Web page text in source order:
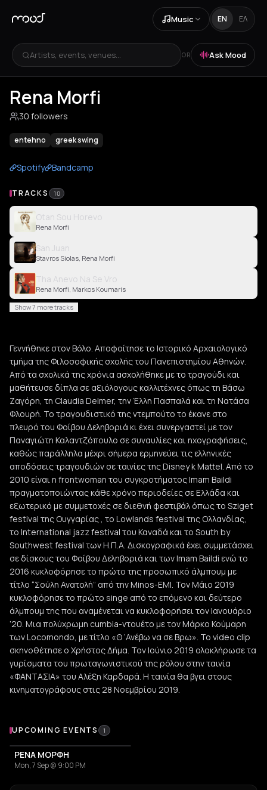
Music EN ΕΛ
Artists, events, venues... OR Ask Mood
Rena Morfi
30 followers
entehno greek swing
Spotify Bandcamp
TRACKS 10
Otan Sou Horevo
Rena Morfi
San Juan
Stavros Siolas, Rena Morfi
Tha Anevo Na Se Vro
Rena Morfi, Markos Koumaris
Show 7 more tracks
Γεννήθηκε στον Βόλο. Αποφοίτησε το Ιστορικό Αρχαιολογικό
τμήμα της Φιλοσοφικής σχολής του Πανεπιστημίου Αθηνών.
Από τα σχολικά της χρόνια ασχολήθηκε με το τραγούδι και
μαθήτευσε δίπλα σε αξιόλογους καλλιτέχνες όπως τη Bάσω
Ζαγόρη, τη Claudia Delmer, την Έλλη Πασπαλά και τη Νατάσα
Φλουρή. Το τραγουδιστικό της ντεμπούτο το έκανε στο
πλευρό του Φοίβου Δεληβοριά κι έχει συνεργαστεί με τον
Παναγιώτη Καλαντζόπουλο σε συναυλίες και ηχογραφήσεις,
καθώς παράλληλα μέχρι σήμερα ερμηνεύει τις ελληνικές
αποδόσεις τραγουδιών σε ταινίες της Disney k Mattel. Από το
2010 είναι η frontwoman του συγκροτήματος Imam Baildi
πραγματοποιώντας κάθε χρόνο περιοδείες σε Ελλάδα και
εξωτερικό με συμμετοχές σε διεθνή φεστιβάλ όπως το Sziget
festival της Ουγγαρίας , το Lowlands festival της Ολλανδίας,
το International jazz festival του Καναδά και το South by
Southwest festival των Η.Π.Α. Δισκογραφικά έχει συμμετάσχει
σε δίσκους του Φοίβου Δεληβοριά και των Imam Baildi ενώ το
2016 κυκλοφόρησε το πρώτο της προσωπικό άλμπουμ με
τίτλο “Σούλη Ανατολή” από την Minos-EMI. Toν Μάιο 2019
κυκλοφόρησε το πρώτο singe από το επόμενο και δεύτερο
άλμπουμ της που αναμένεται να κυκλοφορήσει τον Ιανουάριο
’20. Μια πολύχρωμη cumbia-ντουέτο με τον Μάρκο Κούμαρη
των Locomondo, με τίτλο «Θ ‘Ανέβω να σε Βρω». Το video clip
σκηνοθέτησε ο Χρήστος Δήμα. Τον Ιούνιο 2019 ολοκλήρωσε τα
γυρίσματα του πρωταγωνιστικού της ρόλου στην ταινία
«ΦΑΝΤΑΣΙΑ» του Αλέξη Καρδαρά. Η ταινία θα βγει στους
κινηματογράφους στις 28 Νοεμβρίου 2019.
Upcoming Events
UPCOMING EVENTS 1
ΡΕΝΑ ΜΟΡΦΗ
Mon, 7 Sep @ 9:00 PM